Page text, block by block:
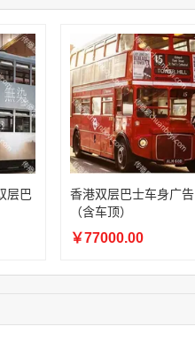
该媒体所在商家
该媒体所在商家
该媒体所在商家
了该媒体所在商家
该媒体所在商家
层巴
香港双层巴士车身广告
（含车顶）
￥77000.00